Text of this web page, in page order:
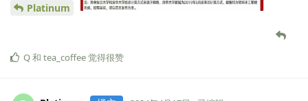
Platinum
Q和 tea_coffee觉得很赞